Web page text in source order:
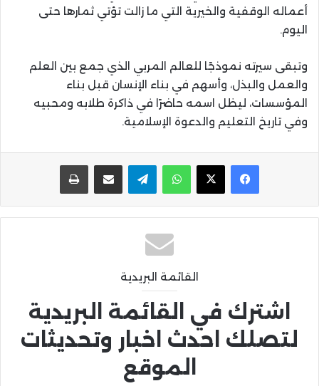
أعماله الوقفية والخيرية التي ما زالت تؤتي ثمارها حتى
اليوم.
وتبقى سيرته نموذجًا للعالم المربي الذي جمع بين العلم
والعمل والبذل، وأسهم في بناء الإنسان قبل بناء
المؤسسات، ليظل اسمه حاضرًا في ذاكرة طلابه ومحبيه
وفي تاريخ التعليم والدعوة الإسلامية.
واتساب تيلقرام مشاركة عبر البريد
القائمة البريدية
اشترك في القائمة البريدية
لتصلك احدث اخبار وتحديثات
الموقع